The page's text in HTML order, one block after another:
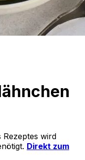
Rezeptes wird
Direkt zum